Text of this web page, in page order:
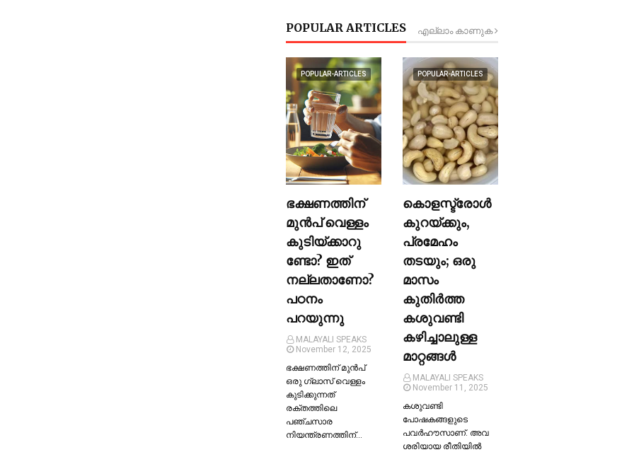
POPULAR ARTICLES എല്ലാം കാണുക
POPULAR-ARTICLES
ഭക്ഷണത്തിന്
മുന്‍പ് വെള്ളം
കുടിയ്ക്കാറു
ണ്ടോ? ഇത്
നല്ലതാണോ?
പഠനം
പറയുന്നു
MALAYALI SPEAKS
November 12, 2025
ഭക്ഷണത്തിന് മുന്‍പ്
ഒരു ഗ്ലാസ് വെള്ളം
കുടിക്കുന്നത്
രക്തത്തിലെ
പഞ്ചസാര
നിയന്ത്രണത്തിന്…
POPULAR-ARTICLES
കൊളസ്ട്രോള്‍
കുറയ്ക്കും,
പ്രമേഹം
തടയും; ഒരു
മാസം
കുതിര്‍ത്ത
കശുവണ്ടി
കഴിച്ചാലുള്ള
മാറ്റങ്ങള്‍
MALAYALI SPEAKS
November 11, 2025
കശുവണ്ടി
പോഷകങ്ങളുടെ
പവർഹൗസാണ്. അവ
ശരിയായ രീതിയില്‍